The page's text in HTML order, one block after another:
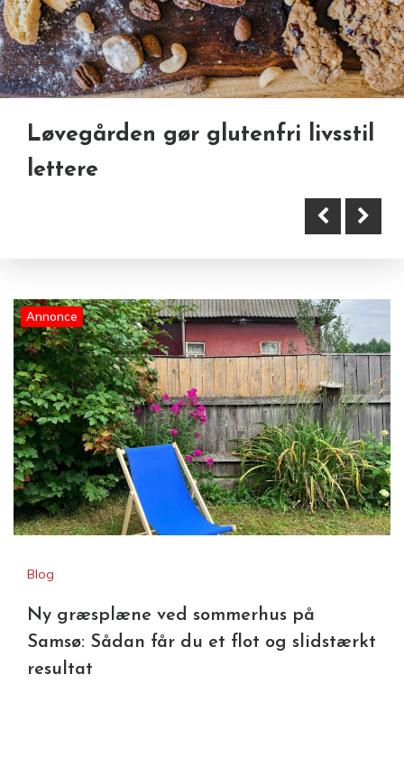
Ny græsplæne ved sommerhus
på Samsø: Sådan får du et flot
og slidstærkt resultat
Sådan støtter Eltels
datacenterløsninger Nordens
Løvegården gør glutenfri livsstil
lettere
Annonce
Blog
Ny græsplæne ved sommerhus på
Samsø: Sådan får du et flot og slidstærkt
resultat